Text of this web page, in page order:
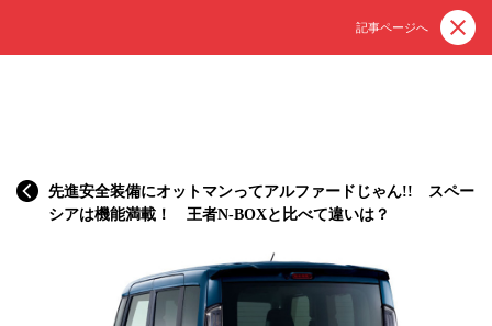
記事ページへ
先進安全装備にオットマンってアルファードじゃん!! スペー
シアは機能満載！ 王者N-BOXと比べて違いは？